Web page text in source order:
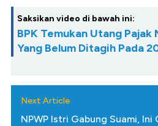
Saksikan video di bawah ini:
BPK Temukan Utang Pajak
Yang Belum Ditagih Pada
Next Article
NPWP Istri Gabung Suami, Ini